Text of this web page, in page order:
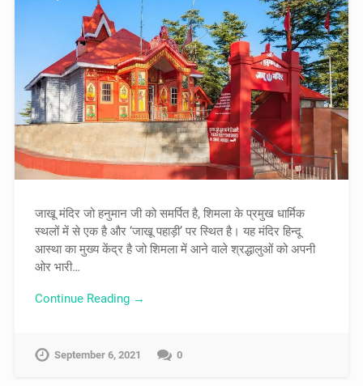
जाखू मंदिर जो हनुमान जी को समर्पित है, शिमला के प्रमुख धार्मिक
स्थलों में से एक है और ‘जाखू पहाड़ी’ पर स्थित है। यह मंदिर हिन्दू
आस्था का मुख्य केंद्र है जो शिमला में आने वाले श्रद्धालुओं को अपनी
ओर भारी…
Continue Reading →
September 6, 2021 0